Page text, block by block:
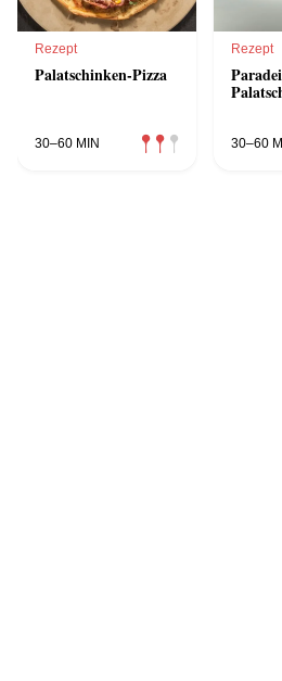
Rezept
Palatschinken-Pizza
30–60 MIN
Rezept
30–60